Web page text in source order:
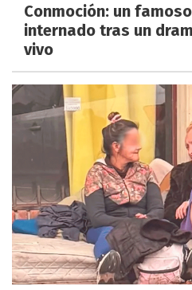
Conmoción: un
internado tras un
vivo